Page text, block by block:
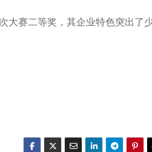
大赛二等奖，其企业特色突出了